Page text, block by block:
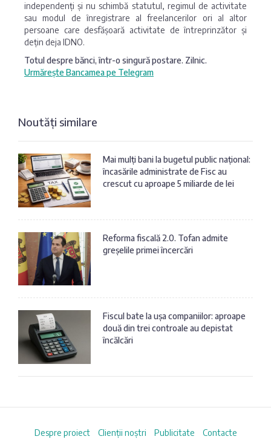
independenți și nu schimbă statutul, regimul de activitate
sau modul de înregistrare al freelancerilor ori al altor
persoane care desfășoară activitate de întreprinzător și
dețin deja IDNO.
Totul despre bănci, într-o singură postare. Zilnic.
Urmărește Bancamea pe Telegram
Noutăți similare
Mai mulți bani la bugetul public național:
încasările administrate de Fisc au
crescut cu aproape 5 miliarde de lei
Reforma fiscală 2.0. Tofan admite
greșelile primei încercări
Fiscul bate la ușa companiilor: aproape
două din trei controale au depistat
încălcări
Despre proiect Clienții noștri Publicitate Contacte